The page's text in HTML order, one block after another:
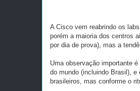
A Cisco vem reabrindo os
porém a maioria dos centros
por dia de prova), mas a
Uma observação importante
do mundo (incluindo Brasil),
brasileiros, mas conforme o